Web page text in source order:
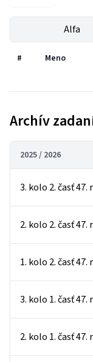
Alfa
# Meno
Archív
2025 / 2026
3. kolo 2. časť 47.
2. kolo 2. časť 47.
1. kolo 2. časť 47.
3. kolo 1. časť 47.
2. kolo 1. časť 47.